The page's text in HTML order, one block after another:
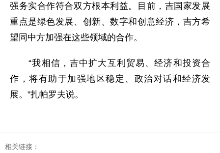
强务实合作符合双方根本利益。目前，吉国家发展
重点是绿色发展、创新、数字和创意经济，吉方希
望同中方加强在这些领域的合作。
“我相信，吉中扩大互利贸易、经济和投资合
作，将有助于加强地区稳定、政治对话和经济发
展。”扎帕罗夫说。
相关链接：